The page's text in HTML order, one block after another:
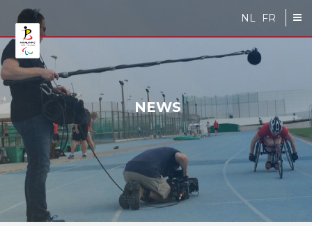
Skip to main content
NL FR
NEWS